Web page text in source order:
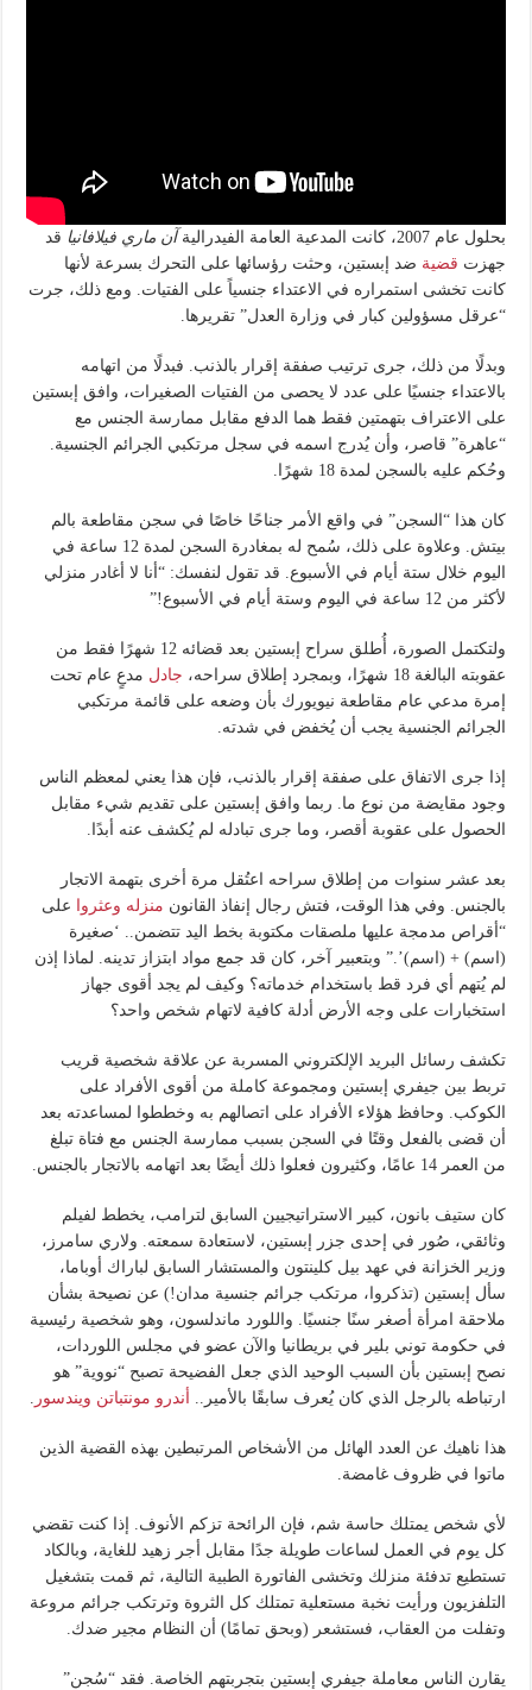
بحلول عام 2007، كانت المدعية العامة الفيدرالية آن ماري فيلافانيا قد
جهزت قضية ضد إبستين، وحثت رؤسائها على التحرك بسرعة لأنها
كانت تخشى استمراره في الاعتداء جنسياً على الفتيات. ومع ذلك، جرت
“عرقل مسؤولين كبار في وزارة العدل” تقريرها.
وبدلًا من ذلك، جرى ترتيب صفقة إقرار بالذنب. فبدلًا من اتهامه
بالاعتداء جنسيًا على عدد لا يحصى من الفتيات الصغيرات، وافق إبستين
على الاعتراف بتهمتين فقط هما الدفع مقابل ممارسة الجنس مع
“عاهرة” قاصر، وأن يُدرج اسمه في سجل مرتكبي الجرائم الجنسية.
وحُكم عليه بالسجن لمدة 18 شهرًا.
كان هذا “السجن” في واقع الأمر جناحًا خاصًا في سجن مقاطعة بالم
بيتش. وعلاوة على ذلك، سُمح له بمغادرة السجن لمدة 12 ساعة في
اليوم خلال ستة أيام في الأسبوع. قد تقول لنفسك: “أنا لا أغادر منزلي
لأكثر من 12 ساعة في اليوم وستة أيام في الأسبوع!”
ولتكتمل الصورة، أُطلق سراح إبستين بعد قضائه 12 شهرًا فقط من
عقوبته البالغة 18 شهرًا، وبمجرد إطلاق سراحه،
جادل مدعٍ عام تحت
إمرة مدعي عام مقاطعة نيويورك بأن وضعه على قائمة مرتكبي
الجرائم الجنسية يجب أن يُخفض في شدته.
إذا جرى الاتفاق على صفقة إقرار بالذنب، فإن هذا يعني لمعظم الناس
وجود مقايضة من نوع ما. ربما وافق إبستين على تقديم شيء مقابل
الحصول على عقوبة أقصر، وما جرى تبادله لم يُكشف عنه أبدًا.
بعد عشر سنوات من إطلاق سراحه اعتُقل مرة أخرى بتهمة الاتجار
بالجنس. وفي هذا الوقت، فتش رجال إنفاذ القانون منزله وعثروا
على
“أقراص مدمجة عليها ملصقات مكتوبة بخط اليد تتضمن.. ‘صغيرة
(اسم) + (اسم)’.” وبتعبير آخر، كان قد جمع مواد ابتزاز تدينه. لماذا إذن
لم يُتهم أي فرد قط باستخدام خدماته؟ وكيف لم يجد أقوى جهاز
استخبارات على وجه الأرض أدلة كافية لاتهام شخص واحد؟
تكشف رسائل البريد الإلكتروني المسربة عن علاقة شخصية قريب
تربط بين جيفري إبستين ومجموعة كاملة من أقوى الأفراد على
الكوكب. وحافظ هؤلاء الأفراد على اتصالهم به وخططوا لمساعدته بعد
أن قضى بالفعل وقتًا في السجن بسبب ممارسة الجنس مع فتاة تبلغ
من العمر 14 عامًا، وكثيرون فعلوا ذلك أيضًا بعد اتهامه بالاتجار بالجنس.
كان ستيف بانون، كبير الاستراتيجيين السابق لترامب، يخطط لفيلم
وثائقي، صُور في إحدى جزر إبستين، لاستعادة سمعته. ولاري سامرز،
وزير الخزانة في عهد بيل كلينتون والمستشار السابق لباراك أوباما،
سأل إبستين (تذكروا، مرتكب جرائم جنسية مدان!) عن نصيحة بشأن
ملاحقة امرأة أصغر سنًا جنسيًا. واللورد ماندلسون، وهو شخصية رئيسية
في حكومة توني بلير في بريطانيا والآن عضو في مجلس اللوردات،
نصح إبستين بأن السبب الوحيد الذي جعل الفضيحة تصبح “نووية” هو
ارتباطه بالرجل الذي كان يُعرف سابقًا بالأمير..
أندرو مونتباتن ويندسور .
هذا ناهيك عن العدد الهائل من الأشخاص المرتبطين بهذه القضية الذين
ماتوا في ظروف غامضة.
لأي شخص يمتلك حاسة شم، فإن الرائحة تزكم الأنوف. إذا كنت تقضي
كل يوم في العمل لساعات طويلة جدًا مقابل أجر زهيد للغاية، وبالكاد
تستطيع تدفئة منزلك وتخشى الفاتورة الطبية التالية، ثم قمت بتشغيل
التلفزيون ورأيت نخبة مستعلية تمتلك كل الثروة وترتكب جرائم مروعة
وتفلت من العقاب، فستشعر (وبحق تمامًا) أن النظام مجير ضدك.
يقارن الناس معاملة جيفري إبستين بتجربتهم الخاصة. فقد “سُجن”